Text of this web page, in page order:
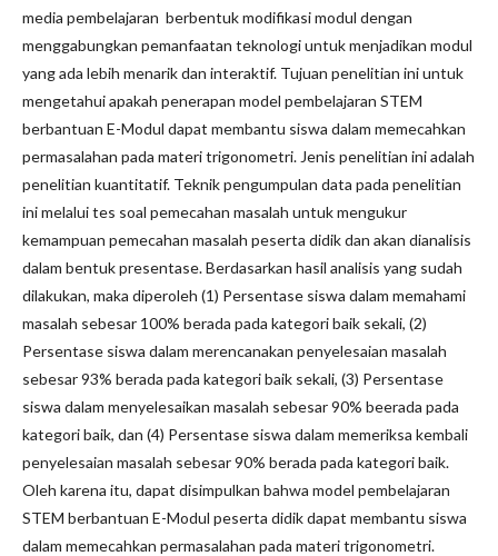
media pembelajaran berbentuk modifikasi modul dengan
menggabungkan pemanfaatan teknologi untuk menjadikan modul
yang ada lebih menarik dan interaktif. Tujuan penelitian ini untuk
mengetahui apakah penerapan model pembelajaran STEM
berbantuan E-Modul dapat membantu siswa dalam memecahkan
permasalahan pada materi trigonometri. Jenis penelitian ini adalah
penelitian kuantitatif. Teknik pengumpulan data pada penelitian
ini melalui tes soal pemecahan masalah untuk mengukur
kemampuan pemecahan masalah peserta didik dan akan dianalisis
dalam bentuk presentase. Berdasarkan hasil analisis yang sudah
dilakukan, maka diperoleh (1) Persentase siswa dalam memahami
masalah sebesar 100% berada pada kategori baik sekali, (2)
Persentase siswa dalam merencanakan penyelesaian masalah
sebesar 93% berada pada kategori baik sekali, (3) Persentase
siswa dalam menyelesaikan masalah sebesar 90% beerada pada
kategori baik, dan (4) Persentase siswa dalam memeriksa kembali
penyelesaian masalah sebesar 90% berada pada kategori baik.
Oleh karena itu, dapat disimpulkan bahwa model pembelajaran
STEM berbantuan E-Modul peserta didik dapat membantu siswa
dalam memecahkan permasalahan pada materi trigonometri.